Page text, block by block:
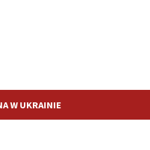
W UKRAINIE